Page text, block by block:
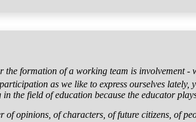
the formation of a working team is involvement -
as we like to express ourselves lately,
the field of education because the educator
opinions, of characters, of future citizens, of